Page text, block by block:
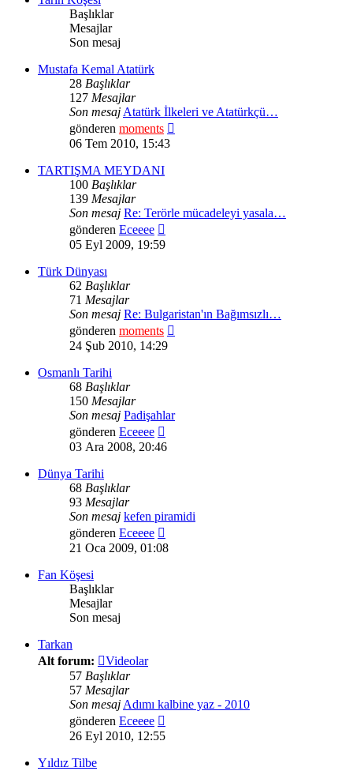
Başlıklar
Mesajlar
Son mesaj
Mustafa Kemal Atatürk
28 Başlıklar
127 Mesajlar
Son mesajAtatürk İlkeleri ve Atatürkçü…
gönderen moments
06 Tem 2010, 15:43
TARTIŞMA MEYDANI
100 Başlıklar
139 Mesajlar
Son mesaj Re: Terörle mücadeleyi yasala…
gönderen Eceeee
mesajı
05 Eyl 2009, 19:59
Türk Dünyası
62 Başlıklar
71 Mesajlar
Son mesaj Re: Bulgaristan'ın Bağımsızlı…
gönderen moments
24 Şub 2010, 14:29
Osmanlı Tarihi
68 Başlıklar
150 Mesajlar
Son mesaj Padişahlar
gönderen Eceeee
mesajı
03 Ara 2008, 20:46
Dünya Tarihi
68 Başlıklar
93 Mesajlar
Son mesaj kefen piramidi
gönderen Eceeee
mesajı
21 Oca 2009, 01:08
Fan Köşesi
Başlıklar
Mesajlar
Son mesaj
Tarkan
Alt forum:
Videolar
57 Başlıklar
57 Mesajlar
Son mesajAdımı kalbine yaz - 2010
gönderen Eceeee
26 Eyl 2010, 12:55
Yıldız Tilbe